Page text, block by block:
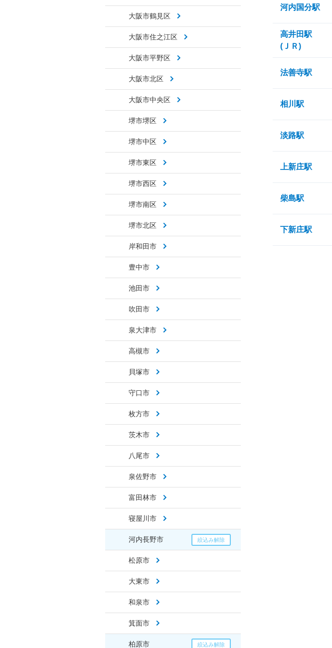
大阪市鶴見区
大阪市住之江区
大阪市平野区
大阪市北区
大阪市中央区
堺市堺区
堺市中区
堺市東区
堺市西区
堺市南区
堺市北区
岸和田市
豊中市
池田市
吹田市
泉大津市
高槻市
貝塚市
守口市
枚方市
茨木市
八尾市
泉佐野市
富田林市
寝屋川市
河内長野市
松原市
大東市
和泉市
箕面市
柏原市
河内国分駅
高井田駅
(ＪＲ)
法善寺駅
相川駅
淡路駅
上新庄駅
柴島駅
下新庄駅